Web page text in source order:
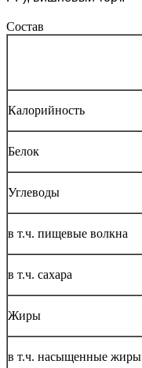
Состав
Калорийность
Белок
Углеводы
в т.ч. пищевые волкна
в т.ч. сахара
Жиры
в т.ч. насыщенные жиры